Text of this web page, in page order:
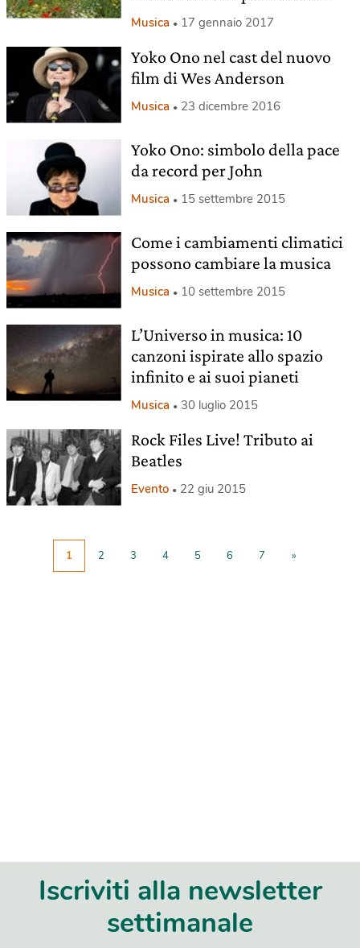
Musica 17 gennaio 2017
Yoko Ono nel cast del nuovo
film di Wes Anderson
Musica 23 dicembre 2016
Yoko Ono: simbolo della pace
da record per John
Musica 15 settembre 2015
Come i cambiamenti climatici
possono cambiare la musica
Musica 10 settembre 2015
L’Universo in musica: 10
canzoni ispirate allo spazio
infinito e ai suoi pianeti
Musica 30 luglio 2015
Rock Files Live! Tributo ai
Beatles
Evento 22 giu 2015
1 2 3 4 5 6 7 »
Iscriviti alla newsletter
settimanale